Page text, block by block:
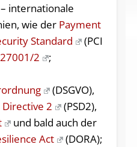
internationale
wie der Payment
Standard
(PCI
2
;
(DSGVO),
2
(PSD2),
und bald auch der
Act
(DORA);